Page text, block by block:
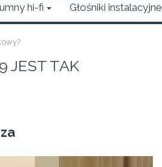
hi-fi Głośniki instalacyjne
JEST TAK